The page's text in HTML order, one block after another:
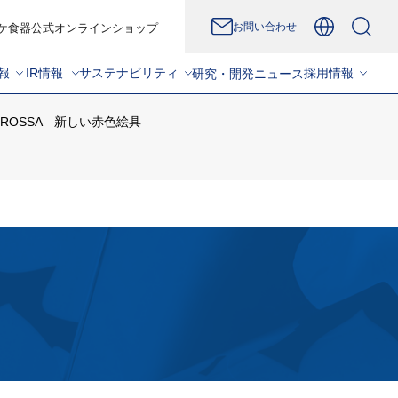
食器公式オンラインショップ お問い合わせ
IR情報 サステナビリティ 研究・開発ニュース採用情報
新しい赤色絵具